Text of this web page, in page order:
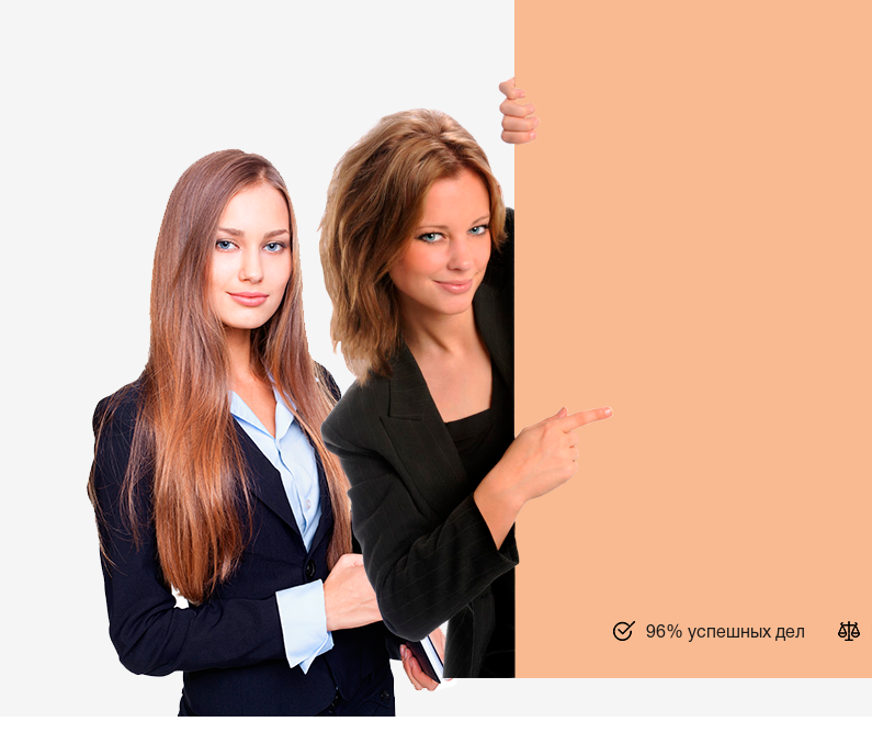
96% успешных дел